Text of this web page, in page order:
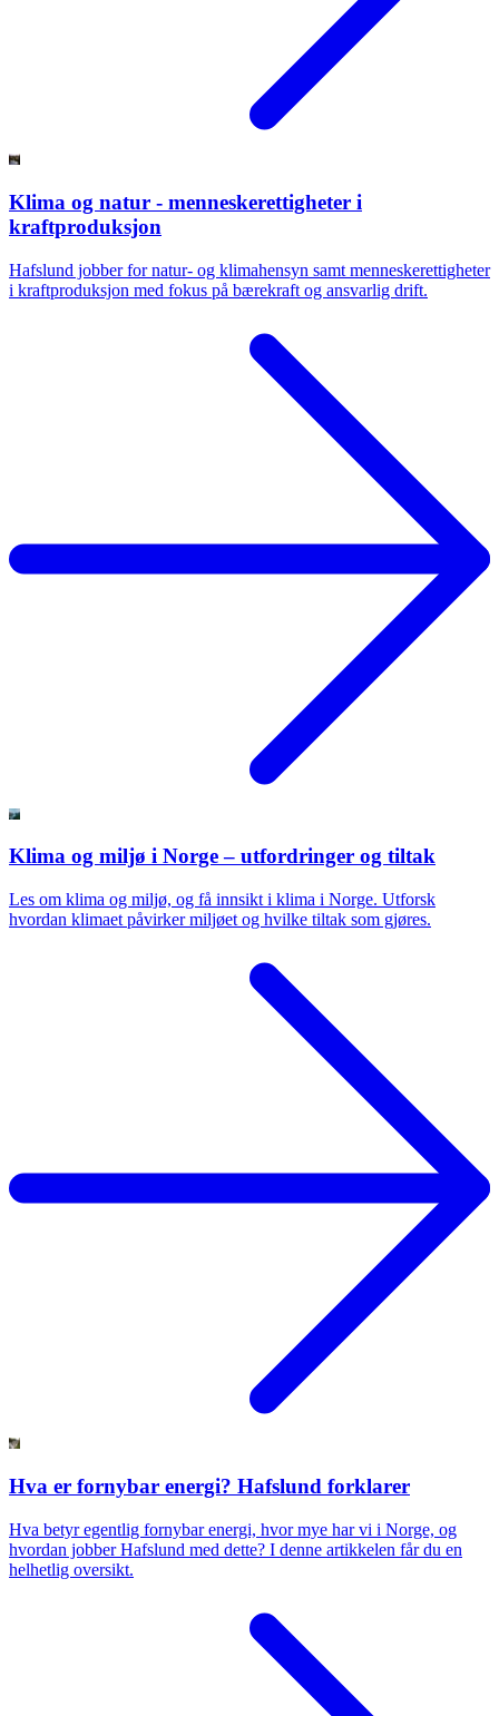
Klima og natur - menneskerettigheter i
kraftproduksjon
Hafslund jobber for natur- og klimahensyn samt menneskerettigheter
i kraftproduksjon med fokus på bærekraft og ansvarlig drift.
Klima og miljø i Norge – utfordringer og tiltak
Les om klima og miljø, og få innsikt i klima i Norge. Utforsk
hvordan klimaet påvirker miljøet og hvilke tiltak som gjøres.
Hva er fornybar energi? Hafslund forklarer
Hva betyr egentlig fornybar energi, hvor mye har vi i Norge, og
hvordan jobber Hafslund med dette? I denne artikkelen får du en
helhetlig oversikt.